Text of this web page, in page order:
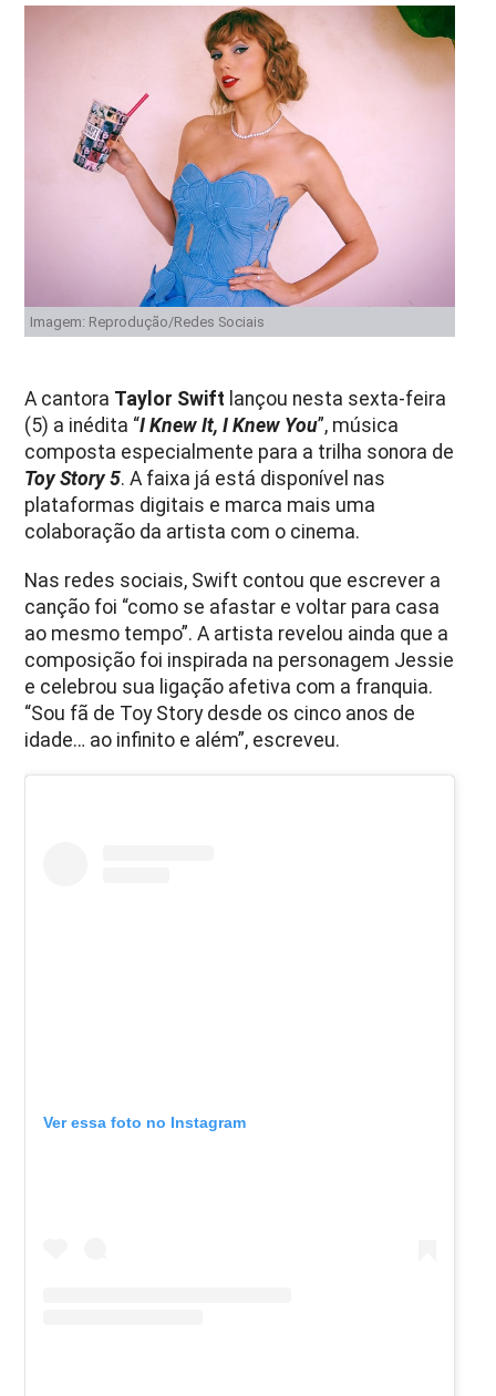
Imagem: Reprodução/Redes Sociais
A cantora Taylor Swift lançou nesta sexta-feira
(5) a inédita “I Knew It, I Knew You”, música
composta especialmente para a trilha sonora de
Toy Story 5. A faixa já está disponível nas
plataformas digitais e marca mais uma
colaboração da artista com o cinema.
Nas redes sociais, Swift contou que escrever a
canção foi “como se afastar e voltar para casa
ao mesmo tempo”. A artista revelou ainda que a
composição foi inspirada na personagem Jessie
e celebrou sua ligação afetiva com a franquia.
“Sou fã de Toy Story desde os cinco anos de
idade… ao infinito e além”, escreveu.
Ver essa foto no Instagram